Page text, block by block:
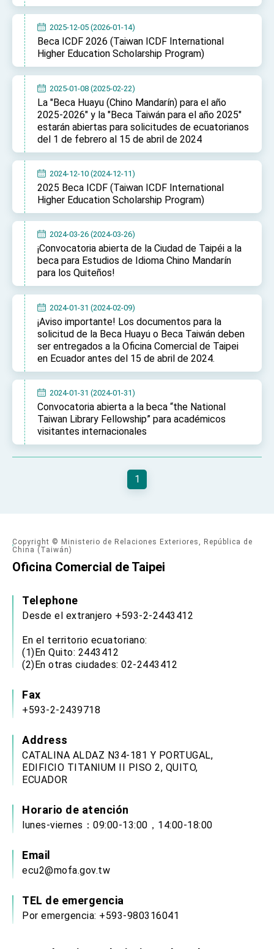
Address
Trump for signing Taiwan Assurance
Implementation Act
President Lai delivers 2025 National Day
Address
Presidential Inauguration Speech
Major speeches
Important Remarks of the Ministry of Foreign
Affairs
Taiwan government to open office in Arizona,
advancing Taiwan-US exchanges and
cooperation
2025-12-05 (2026-01-14)
Beca ICDF 2026 (Taiwan ICDF International
Higher Education Scholarship Program)
2025-01-08 (2025-02-22)
La "Beca Huayu (Chino Mandarín) para el año
2025-2026" y la "Beca Taiwán para el año 2025"
estarán abiertas para solicitudes de ecuatorianos
del 1 de febrero al 15 de abril de 2024
2024-12-10 (2024-12-11)
2025 Beca ICDF (Taiwan ICDF International
Higher Education Scholarship Program)
2024-03-26 (2024-03-26)
¡Convocatoria abierta de la Ciudad de Taipéi a la
beca para Estudios de Idioma Chino Mandarín
para los Quiteños!
2024-01-31 (2024-02-09)
¡Aviso importante! Los documentos para la
solicitud de la Beca Huayu o Beca Taiwán deben
ser entregados a la Oficina Comercial de Taipei
en Ecuador antes del 15 de abril de 2024.
2024-01-31 (2024-01-31)
Convocatoria abierta a la beca “the National
Taiwan Library Fellowship” para académicos
visitantes internacionales
1
Copyright © Ministerio de Relaciones Exteriores, República de
China (Taiwán)
Oficina Comercial de Taipei
Telephone
Desde el extranjero +593-2-2443412
En el territorio ecuatoriano:
(1)En Quito: 2443412
(2)En otras ciudades: 02-2443412
Fax
+593-2-2439718
Address
CATALINA ALDAZ N34-181 Y PORTUGAL,
EDIFICIO TITANIUM II PISO 2, QUITO,
ECUADOR
Horario de atención
lunes-viernes：09:00-13:00，14:00-18:00
Email
ecu2@mofa.gov.tw
TEL de emergencia
Por emergencia: +593-980316041